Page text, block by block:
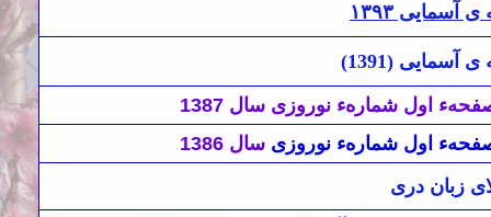
آسمایی ۱۳۹۳
ی آسمايی (1391
)
اول شمارهء نوروزی سال 138 7
اول شمارهء نوروزی سال 1386
زبان دری